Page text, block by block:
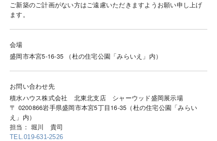
ご新築のご計画がない方はご遠慮いただきますようお願い申し上げ
ます。
会場
盛岡市本宮5-16-35 （杜の住宅公園「みらいえ」内）
お問い合わせ先
積水ハウス株式会社 北東北支店 シャーウッド盛岡展示場
〒 0200866岩手県盛岡市本宮5丁目16-35（杜の住宅公園「みらい
え」内）
担当： 堀川 貴司
TEL.019-631-2526